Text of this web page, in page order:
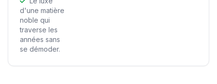
d'une matière
noble qui
traverse les
années sans
se démoder.